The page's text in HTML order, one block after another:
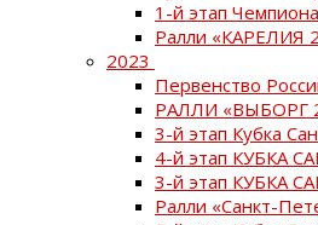
1-й этап
Ралли «КАРЕЛИЯ
2023
Первенство
РАЛЛИ «ВЫБОРГ
3-й этап Кубка
4-й этап КУБКА
3-й этап КУБКА
Ралли «Санкт-